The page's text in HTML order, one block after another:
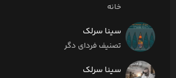
خانه
سینا سرلک
تصنیف فردای دگر
سینا سرلک